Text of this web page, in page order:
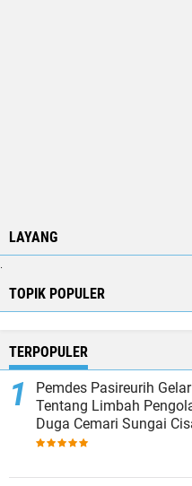
LAYANG
.
TOPIK POPULER
TERPOPULER
Pemdes Pasireurih
Tentang Limbah
Duga Cemari Sungai
Kesepakatan Tutup